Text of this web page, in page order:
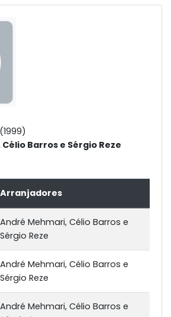
Barros e Sérgio Reze
Arranjadores
André Mehmari, Célio Barros e
Sérgio Reze
André Mehmari, Célio Barros e
Sérgio Reze
André Mehmari, Célio Barros e